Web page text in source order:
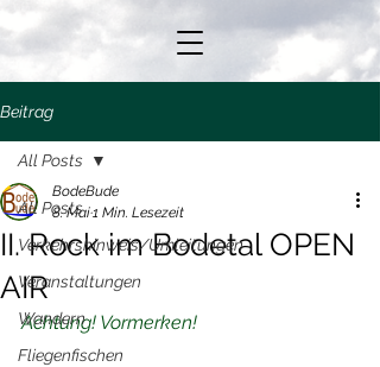
Beitrag
All Posts
Verkehrshinweis/Umleitungen
Veranstaltungen
Wandern
Fliegenfischen
All Posts
II. Rock im Bodetal OPEN
AIR
BodeBude
8. Mai1 Min. Lesezeit
Achtung! Vormerken!